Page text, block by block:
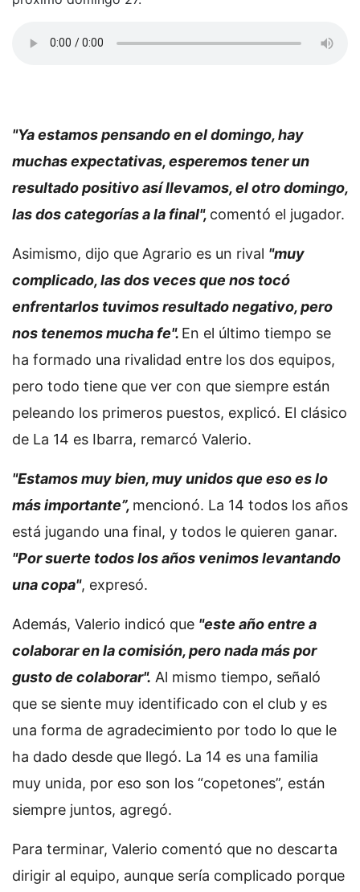
"Ya estamos pensando en el domingo, hay
muchas expectativas, esperemos tener un
resultado positivo así llevamos, el otro domingo,
las dos categorías a la final", comentó el jugador.
Asimismo, dijo que Agrario es un rival "muy
complicado, las dos veces que nos tocó
enfrentarlos tuvimos resultado negativo, pero
nos tenemos mucha fe". En el último tiempo se
ha formado una rivalidad entre los dos equipos,
pero todo tiene que ver con que siempre están
peleando los primeros puestos, explicó. El clásico
de La 14 es Ibarra, remarcó Valerio.
"Estamos muy bien, muy unidos que eso es lo
más importante”, mencionó. La 14 todos los años
está jugando una final, y todos le quieren ganar.
"Por suerte todos los años venimos levantando
una copa", expresó.
Además, Valerio indicó que "este año entre a
colaborar en la comisión, pero nada más por
gusto de colaborar". Al mismo tiempo, señaló
que se siente muy identificado con el club y es
una forma de agradecimiento por todo lo que le
ha dado desde que llegó. La 14 es una familia
muy unida, por eso son los “copetones”, están
siempre juntos, agregó.
Para terminar, Valerio comentó que no descarta
dirigir al equipo, aunque sería complicado porque